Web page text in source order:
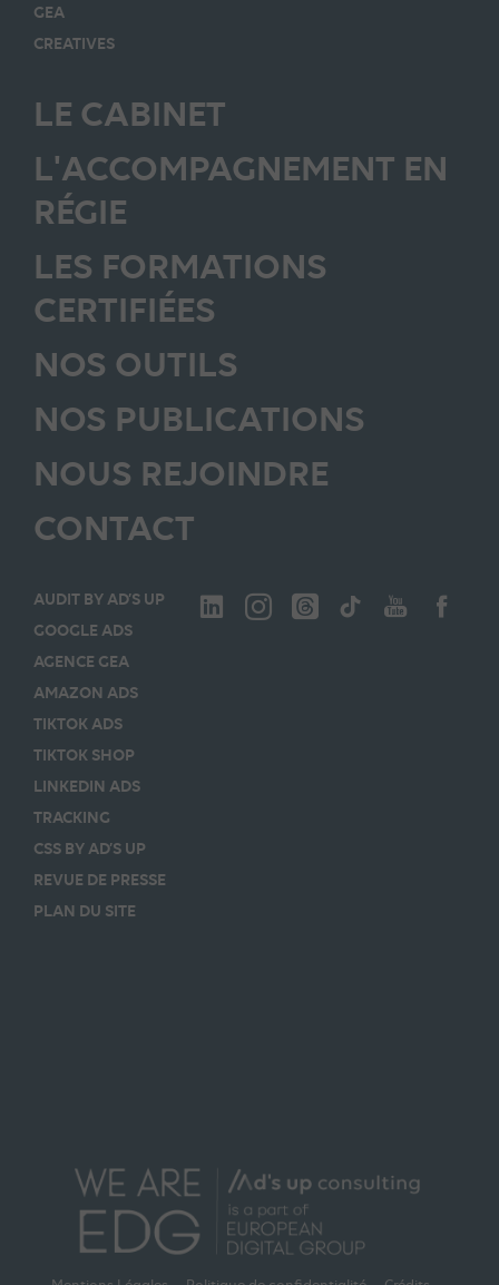
GEA
CREATIVES
LE CABINET
L'ACCOMPAGNEMENT EN
RÉGIE
LES FORMATIONS
CERTIFIÉES
NOS OUTILS
NOS PUBLICATIONS
NOUS REJOINDRE
CONTACT
AUDIT BY AD’S UP
GOOGLE ADS
AGENCE GEA
AMAZON ADS
TIKTOK ADS
TIKTOK SHOP
LINKEDIN ADS
TRACKING
CSS BY AD’S UP
REVUE DE PRESSE
PLAN DU SITE